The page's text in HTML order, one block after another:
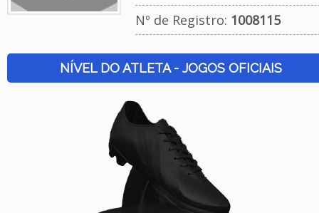
Nº de Registro: 1008115
NÍVEL DO ATLETA - JOGOS OFICIAIS